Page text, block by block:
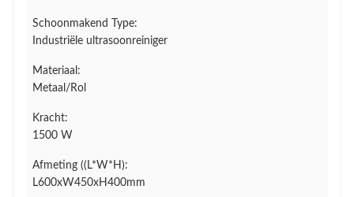
Schoonmakend Type:
Industriële ultrasoonreiniger
Materiaal:
Metaal/Rol
Kracht:
1500 W
Afmeting ((L*W*H):
L600xW450xH400mm